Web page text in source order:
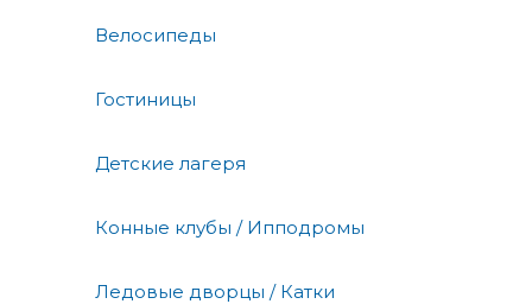
Велосипеды
Гостиницы
Детские лагеря
Конные клубы / Ипподромы
Ледовые дворцы / Катки